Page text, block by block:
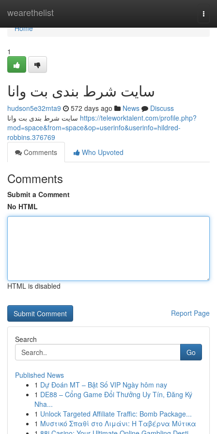
wearethelist
Home
Home
1
سایت شرط بندی بت وانا
hudson5e32mta9 572 days ago News
Discuss
https://teleworktalent.com/profile.php?
mod=space&from=space&op=userinfo&userinfo=hildred-
robbins.376769
Comments
Who Upvoted
Comments
Submit a Comment
No HTML
HTML is disabled
Report Page
Search
Go
Published News
1 Dự Đoán MT – Bật Số VIP Ngày hôm nay
1 DE88 – Cổng Game Đổi Thưởng Uy Tín, Đăng Ký
Nha...
1 Unlock Targeted Affiliate Traffic: Bomb Package...
1 Μυστικό Σπαθί στο Λιμάνι: Η Ταβέρνα Μύτικα